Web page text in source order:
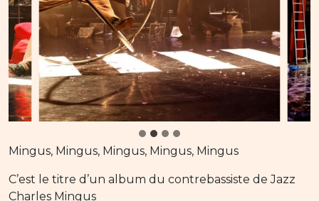
Mingus, Mingus, Mingus, Mingus, Mingus
C’est le titre d’un album du contrebassiste de Jazz
Charles Mingus